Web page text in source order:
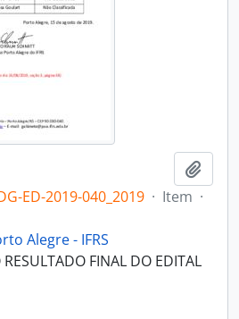
ED-2019-040_2019 · Item ·
Alegre - IFRS
FINAL DO EDITAL